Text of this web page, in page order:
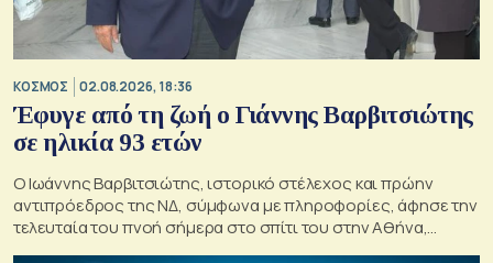
ΚΟΣΜΟΣ 02.08.2026, 18:36
Έφυγε από τη ζωή ο Γιάννης Βαρβιτσιώτης
σε ηλικία 93 ετών
Ο Ιωάννης Βαρβιτσιώτης, ιστορικό στέλεχος και πρώην
αντιπρόεδρος της ΝΔ, σύμφωνα με πληροφορίες, άφησε την
τελευταία του πνοή σήμερα στο σπίτι του στην Αθήνα,
ανήμερα των γενεθλίων του.